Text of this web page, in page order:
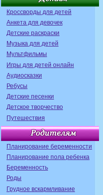
Кроссворды для детей
Анкета для девочек
Детские раскраски
Музыка для детей
Мультфильмы
Игры для детей онлайн
Аудиосказки
Ребусы
Детские песенки
Детское творчество
Путешествия
Планирование беременности
Планирование пола ребенка
Беременность
Роды
Грудное вскармливание